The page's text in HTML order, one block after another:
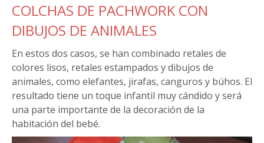
COLCHAS DE PACHWORK CON
DIBUJOS DE ANIMALES
En estos dos casos, se han combinado retales de
colores lisos, retales estampados y dibujos de
animales, como elefantes, jirafas, canguros y búhos. El
resultado tiene un toque infantil muy cándido y será
una parte importante de la decoración de la
habitación del bebé.